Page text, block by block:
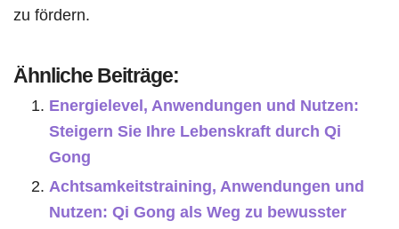
zu fördern.
Ähnliche Beiträge:
Energielevel, Anwendungen und Nutzen:
Steigern Sie Ihre Lebenskraft durch Qi
Gong
Achtsamkeitstraining, Anwendungen und
Nutzen: Qi Gong als Weg zu bewusster